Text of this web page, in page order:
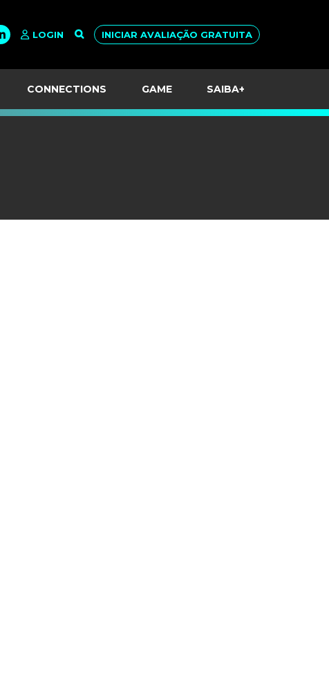
LOGIN INICIAR AVALIAÇÃO GRATUITA
CONNECTIONS GAME SAIBA+